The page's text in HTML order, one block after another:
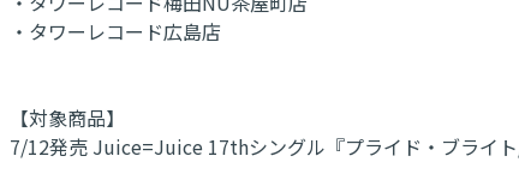
・タワーレコード広島店
【対象商品】
7/12発売 Juice=Juice 17thシングル『プライド・ブライト